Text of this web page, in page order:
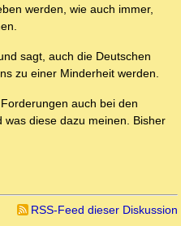
werden, wie auch immer,
sagt, auch die Deutschen
zu einer Minderheit werden.
auch bei den
diese dazu meinen. Bisher
RSS-Feed dieser Diskussion